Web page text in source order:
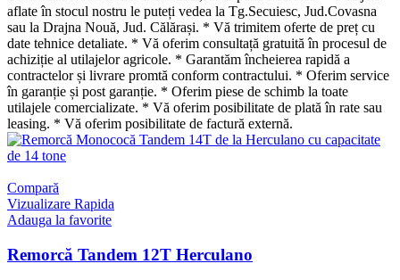
aflate în stocul nostru le puteți vedea la Tg.Secuiesc, Jud.Covasna
sau la Drajna Nouă, Jud. Călărași. * Vă trimitem oferte de preț cu
date tehnice detaliate. * Vă oferim consultață gratuită în procesul de
achiziție al utilajelor agricole. * Garantăm încheierea rapidă a
contractelor și livrare promtă conform contractului. * Oferim service
în garanție și post garanție. * Oferim piese de schimb la toate
utilajele comercializate. * Vă oferim posibilitate de plată în rate sau
leasing. * Vă oferim posibilitate de factură externă.
Compară
Vizualizare Rapida
Adauga la favorite
Remorcă Tandem 12T Herculano